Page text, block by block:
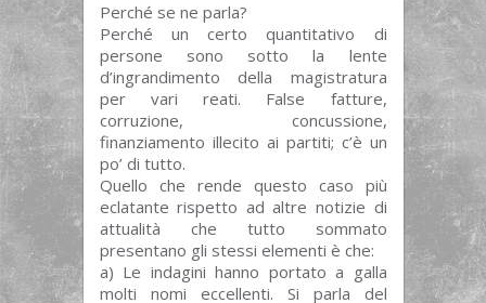
Perché se ne parla?
Perché un certo quantitativo di
persone sono sotto la lente
d’ingrandimento della magistratura
per vari reati. False fatture,
corruzione, concussione,
finanziamento illecito ai partiti; c’è un
po’ di tutto.
Quello che rende questo caso più
eclatante rispetto ad altre notizie di
attualità che tutto sommato
presentano gli stessi elementi è che:
a) Le indagini hanno portato a galla
molti nomi eccellenti. Si parla del